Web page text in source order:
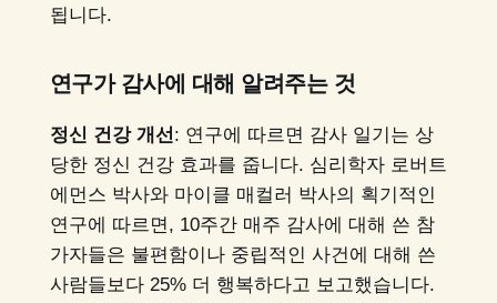
됩니다.
연구가 감사에 대해 알려주는 것
정신 건강 개선: 연구에 따르면 감사 일기는 상
당한 정신 건강 효과를 줍니다. 심리학자 로버트
에먼스 박사와 마이클 매컬러 박사의 획기적인
연구에 따르면, 10주간 매주 감사에 대해 쓴 참
가자들은 불편함이나 중립적인 사건에 대해 쓴
사람들보다 25% 더 행복하다고 보고했습니다.